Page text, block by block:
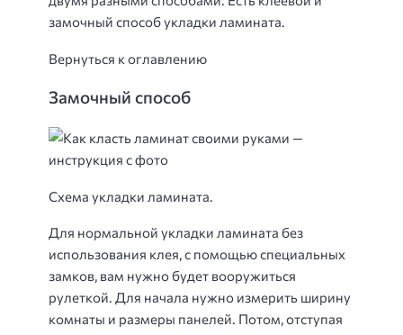
замочный способ укладки ламината.
Вернуться к оглавлению
Замочный способ
Схема укладки ламината.
Для нормальной укладки ламината без
использования клея, с помощью специальных
замков, вам нужно будет вооружиться
рулеткой. Для начала нужно измерить ширину
комнаты и размеры панелей. Потом, отступая